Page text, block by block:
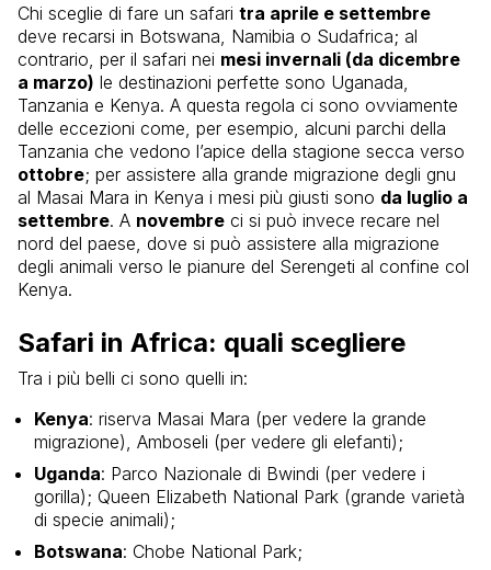
Chi sceglie di fare un safari tra aprile e settembre
deve recarsi in Botswana, Namibia o Sudafrica; al
contrario, per il safari nei mesi invernali (da dicembre
a marzo) le destinazioni perfette sono Uganada,
Tanzania e Kenya. A questa regola ci sono ovviamente
delle eccezioni come, per esempio, alcuni parchi della
Tanzania che vedono l’apice della stagione secca verso
ottobre; per assistere alla grande migrazione degli gnu
al Masai Mara in Kenya i mesi più giusti sono da luglio a
settembre. A novembre ci si può invece recare nel
nord del paese, dove si può assistere alla migrazione
degli animali verso le pianure del Serengeti al confine col
Kenya.
Safari in Africa: quali scegliere
Tra i più belli ci sono quelli in:
Kenya: riserva Masai Mara (per vedere la grande
migrazione), Amboseli (per vedere gli elefanti);
Uganda: Parco Nazionale di Bwindi (per vedere i
gorilla); Queen Elizabeth National Park (grande varietà
di specie animali);
Botswana: Chobe National Park;